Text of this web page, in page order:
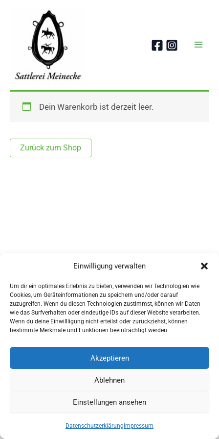
Einwilligung verwalten
Um dir ein optimales Erlebnis zu bieten, verwenden wir Technologien wie
Cookies, um Geräteinformationen zu speichern und/oder darauf
zuzugreifen. Wenn du diesen Technologien zustimmst, können wir Daten
wie das Surfverhalten oder eindeutige IDs auf dieser Website verarbeiten.
Wenn du deine Einwillligung nicht erteilst oder zurückziehst, können
bestimmte Merkmale und Funktionen beeinträchtigt werden.
Akzeptieren
Ablehnen
Einstellungen ansehen
Datenschutzerklärung Impressum
Dein Warenkorb ist derzeit leer.
Zurück zum Shop
AGBs
Widerrufsbelehrung
Copyright © 2026 - Sattlerei Meinecke